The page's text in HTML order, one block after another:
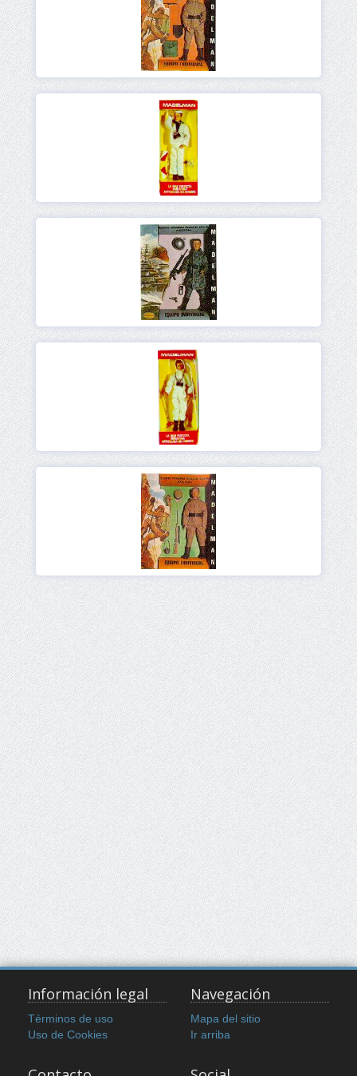
Ver
Ver
Ver
Ver
Ver
Información legal
Términos de uso
Uso de Cookies
Navegación
Mapa del sitio
Ir arriba